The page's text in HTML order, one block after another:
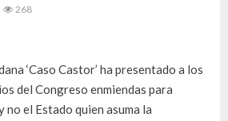
268
‘Caso Castor’ ha presentado a los
del Congreso enmiendas para
no el Estado quien asuma la